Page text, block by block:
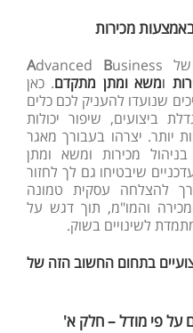
מכירות
של Advanced Business
ומשא ומתן מתקדם. כאן
שנועדו להעניק לכם כלים
ביצועים, שיפור יכולות
יותר. יצרהו בעבורך מאגר
מכירות ומשא ומתן
שיבטיחו גם לך לחזור
להצלחה עסקית טמונה
והמו"מ, תוך דגש על
לשינויים בשוק.
בתחום החשוב הזה של
על פי מודל – חלק א'